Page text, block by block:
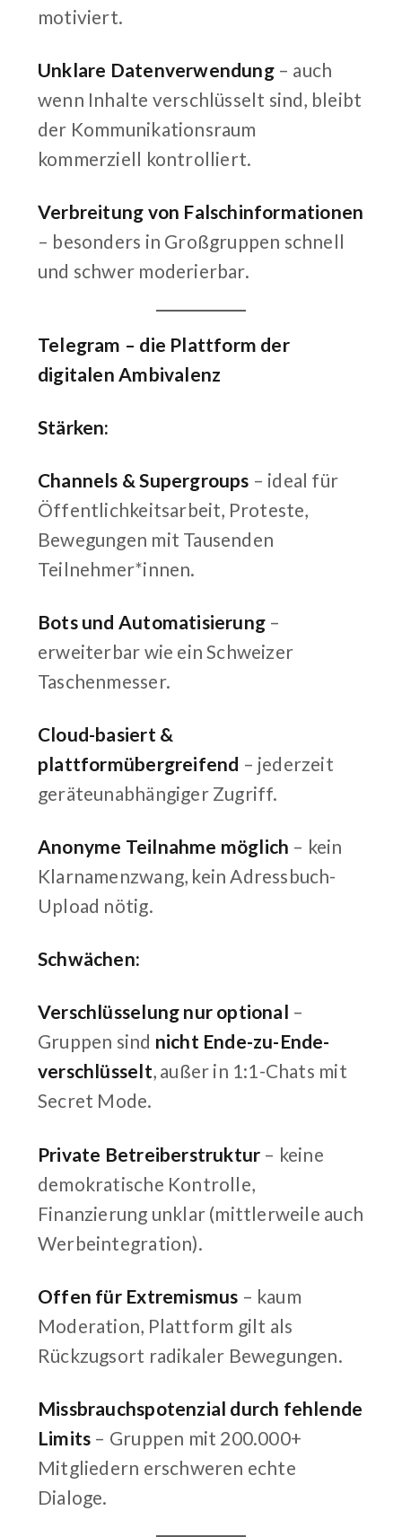
motiviert.
Unklare Datenverwendung– auch
wenn Inhalte verschlüsselt sind, bleibt
der Kommunikationsraum
kommerziell kontrolliert.
Verbreitung von Falschinformationen
– besonders in Großgruppen schnell
und schwer moderierbar.
Telegram – die Plattform der
digitalen Ambivalenz
Stärken:
Channels & Supergroups – ideal für
Öffentlichkeitsarbeit, Proteste,
Bewegungen mit Tausenden
Teilnehmer*innen.
Bots und Automatisierung –
erweiterbar wie ein Schweizer
Taschenmesser.
Cloud-basiert &
plattformübergreifend – jederzeit
geräteunabhängiger Zugriff.
Anonyme Teilnahme möglich – kein
Klarnamenzwang, kein Adressbuch-
Upload nötig.
Schwächen:
Verschlüsselung nur optional –
Gruppen sind nicht Ende-zu-Ende-
verschlüsselt, außer in 1:1-Chats mit
Secret Mode.
Private Betreiberstruktur – keine
demokratische Kontrolle,
Finanzierung unklar (mittlerweile auch
Werbeintegration).
Offen für Extremismus – kaum
Moderation, Plattform gilt als
Rückzugsort radikaler Bewegungen.
Missbrauchspotenzial durch fehlende
Limits – Gruppen mit 200.000+
Mitgliedern erschweren echte
Dialoge.